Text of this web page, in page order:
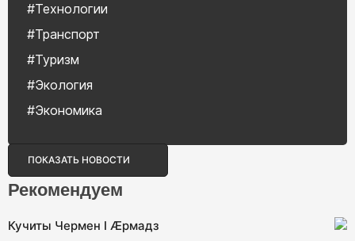
#Технологии
#Транспорт
#Туризм
#Экология
#Экономика
ПОКАЗАТЬ НОВОСТИ
Рекомендуем
Кучиты Чермен I Æрмадз